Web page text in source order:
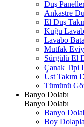
Duş
Ankastre
El Duş
Kuğu
Lavabo
Mutfak
Sürgülü El
Çanak Tipi
Üst Takım
Tümünü
Banyo Dolabı
Banyo Dolabı
Banyo
Boy